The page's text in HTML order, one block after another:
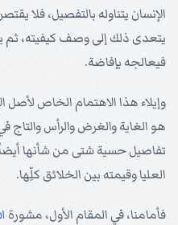
الإنسان يتناوله بالتفصيل، فلا
يتعدى ذلك إلى وصف كيفيته، ثم
فيعالجه بإفاضة.
وإيلاء هذا الاهتمام الخاص لأصل
هو الغاية والغرض والرأس والتاج
تفاصيل حسية شتى من شأنها أيضاً
العليا وقيمته بين الخلائق كلِّها.
فأمامنا، في المقام الأول، مشورة